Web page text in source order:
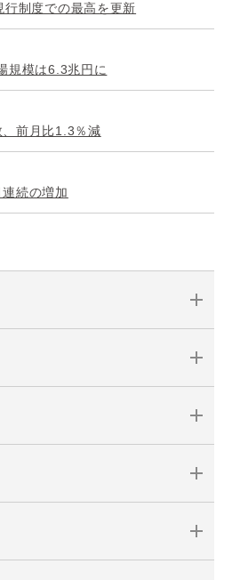
制度での最高を更新
規模は6.3兆円に
前月比1.3％減
続の増加